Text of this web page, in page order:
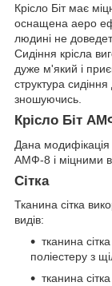
Крісло Біт має
оснащена аеро
людині не
Сидіння крісла
дуже м'який і
структура
зношуючись.
Крісло Біт
Дана модифікація
АМФ-8 і міцними
Сітка
Тканина сітка
видів:
тканина
поліестеру з
тканина